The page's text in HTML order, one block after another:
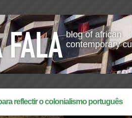
blog of african
contemporary
reflectir o colonialismo português